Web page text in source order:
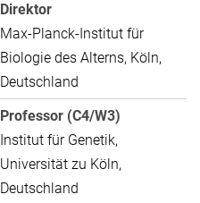
Direktor
Max-Planck-Institut für
Biologie des Alterns, Köln,
Deutschland
Professor (C4/W3)
Institut für Genetik,
Universität zu Köln,
Deutschland